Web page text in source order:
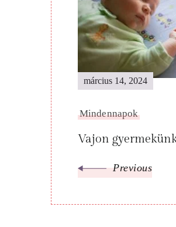
március 14, 2024
Mindennapok
Vajon
Previous